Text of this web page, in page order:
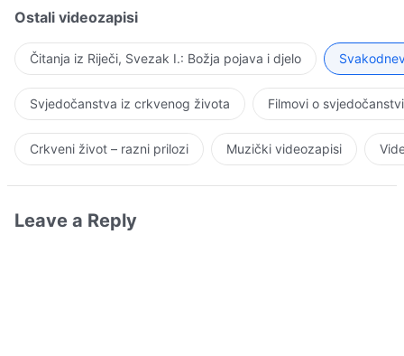
Ostali videozapisi
Čitanja iz Riječi, Svezak I.: Božja pojava i djelo
Svjedočanstva iz crkvenog života Filmovi o
Crkveni život – razni prilozi Muzički videozapisi
Leave a Reply